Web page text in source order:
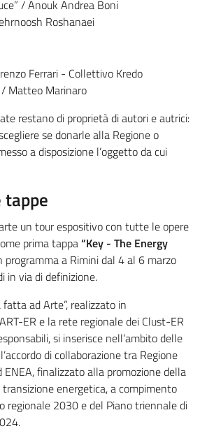
/ Anouk Andrea Boni
Roshanaei
Ferrari - Collettivo Kredo
/ Matteo Marinaro
restano di proprietà di autori e autrici:
se donarle alla Regione o
a disposizione l’oggetto da cui
tappe
un tour espositivo con tutte le opere
prima tappa“Key - The Energy
programma a Rimini dal 4 al 6 marzo
in via di definizione.
ad Arte”, realizzato in
ER e la rete regionale dei Clust-ER
si inserisce nell’ambito delle
di collaborazione tra Regione
ENEA, finalizzato alla promozione della
energetica, a compimento
regionale 2030 e del Piano triennale di